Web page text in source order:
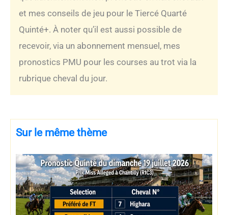
et mes conseils de jeu pour le Tiercé Quarté
Quinté+. À noter qu’il est aussi possible de
recevoir, via un abonnement mensuel, mes
pronostics PMU pour les courses au trot via la
rubrique cheval du jour.
Sur le même thème